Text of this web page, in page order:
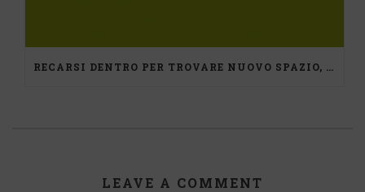
RECARSI DENTRO PER TROVARE NUOVO SPAZIO, UN PERCORSO DI MEDIAZIONE
LEAVE A COMMENT